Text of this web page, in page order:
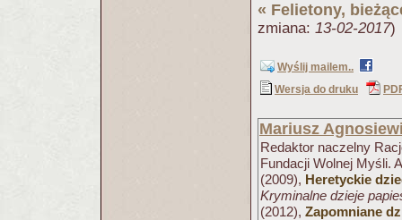
« Felietony,
zmiana: 13-02-2017)
Wyślij mailem..
Wersja do druku
Mariusz
Redaktor naczelny
Fundacji Wolnej Myśli.
(2009), Heretyckie
Kryminalne dzieje
(2012), Zapomniane